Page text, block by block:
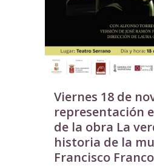
Viernes 18 de
representación
de la obra La
historia de la
Francisco Franco